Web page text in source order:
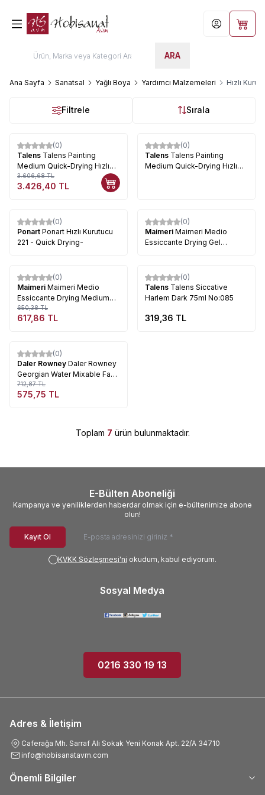
ARA
Hesabım
Ana Sayfa Sanatsal Yağlı Boya Yardımcı Malzemeleri Hızlı
Filtrele Sırala
%5
(0)
Talens Talens Painting
Medium Quick-Drying Hızlı
Kurutucu 084 1000ml
3.606,68TL
3.426,40 TL
(0)
Talens Talens Painting
Medium Quick-Drying Hızlı
(0)
Ponart Ponart Hızlı Kurutucu
221 - Quick Drying-
(0)
Maimeri Maimeri Medio
Essiccante Drying Gel
%5
(0)
Maimeri Maimeri Medio
Essiccante Drying Medium
Yağlı Boya Kurutucu Medyum
75 ml
650,38TL
617,86 TL
(0)
Talens Talens Siccative
Harlem Dark 75ml No:085
319,36 TL
%19
(0)
Daler Rowney Daler Rowney
Georgian Water Mixable Fast
Drying Medium 75ml
712,87TL
575,75 TL
Toplam 7 ürün bulunmaktadır.
E-Bülten Aboneliği
Kampanya ve yeniliklerden haberdar olmak için e-bültenimize abone
olun!
Kayıt Ol
KVKK Sözleşmesi'ni okudum, kabul ediyorum.
Sosyal Medya
0216 330 19 13
Adres & İletişim
Caferağa Mh. Sarraf Ali Sokak Yeni Konak Apt. 22/A 34710
info@hobisanatavm.com
Önemli Bilgiler